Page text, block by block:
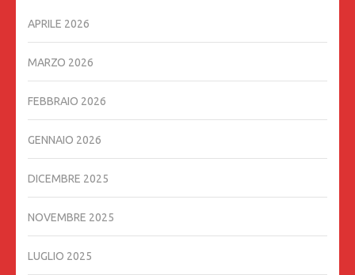
APRILE 2026
MARZO 2026
FEBBRAIO 2026
GENNAIO 2026
DICEMBRE 2025
NOVEMBRE 2025
LUGLIO 2025